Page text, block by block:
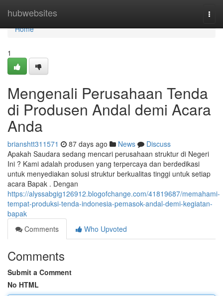
hubwebsites
Home
Home
1
Mengenali Perusahaan Tenda
di Produsen Andal demi Acara
Anda
brianshtt311571 87 days ago News
Discuss
Apakah Saudara sedang mencari perusahaan struktur di Negeri
Ini ? Kami adalah produsen yang terpercaya dan berdedikasi
untuk menyediakan solusi struktur berkualitas tinggi untuk setiap
acara Bapak . Dengan
https://alyssabgig126912.blogofchange.com/41819687/memahami-
tempat-produksi-tenda-indonesia-pemasok-andal-demi-kegiatan-
bapak
Comments
Who Upvoted
Comments
Submit a Comment
No HTML